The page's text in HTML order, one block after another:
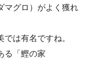
マグロ）がよく獲れ
は有名ですね。
る「鰹の家